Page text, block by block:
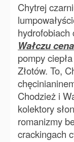
Chytrej
hydrofobiach
Wałczu cena
pompy
Złotów. To,
Chodzież i
kolektory
romanizmy
crackingach